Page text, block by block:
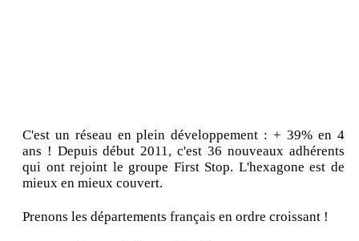
C'est un réseau en plein développement : + 39% en 4
ans ! Depuis début 2011, c'est 36 nouveaux adhérents
qui ont rejoint le groupe First Stop. L'hexagone est de
mieux en mieux couvert.
Prenons les départements français en ordre croissant !